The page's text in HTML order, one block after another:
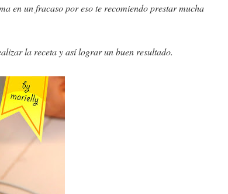
en un fracaso por eso te recomiendo prestar mucha
la receta y así lograr un buen resultado.